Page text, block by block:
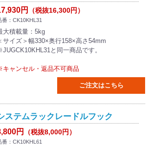
円 （税抜16,300円）
番：CK10KHL31
大積載量：5kg
サイズ＞幅330×奥行158×高さ54mm
と同一商品です。
キャンセル・返品不可商品
ご注文はこちら
ステムラックレードルフック
円 （税抜8,000円）
番：CK10KHL61